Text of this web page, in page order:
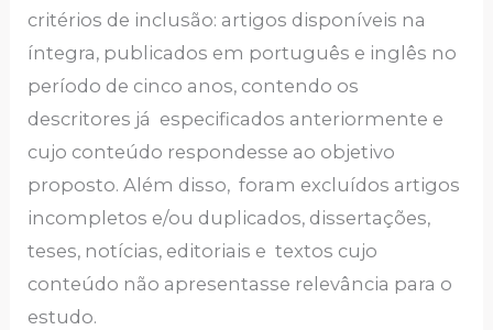
critérios de inclusão: artigos disponíveis na
íntegra, publicados em português e inglês no
período de cinco anos, contendo os
descritores já especificados anteriormente e
cujo conteúdo respondesse ao objetivo
proposto. Além disso, foram excluídos artigos
incompletos e/ou duplicados, dissertações,
teses, notícias, editoriais e textos cujo
conteúdo não apresentasse relevância para o
estudo.